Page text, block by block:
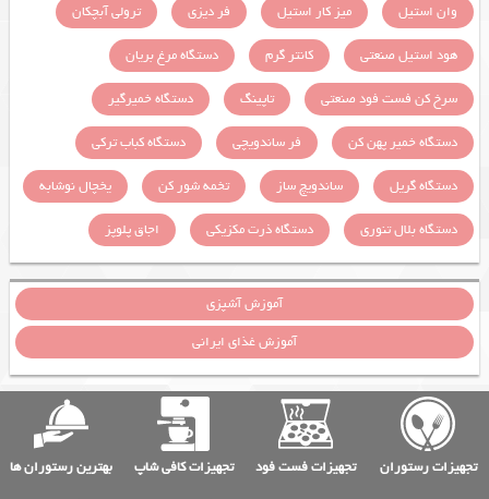
وان استیل
میز کار استیل فر دیزی
ترولی آبچکان
هود استیل صنعتی
کانتر گرم
دستگاه مرغ بریان
سرخ کن فست فود صنعتی
تاپینگ
دستگاه خمیرگیر
دستگاه خمیر پهن کن
فر ساندویچی
دستگاه کباب ترکی
دستگاه گریل
ساندویچ ساز تخمه شور کن
یخچال نوشابه
دستگاه بلال تنوری
دستگاه ذرت مکزیکی اجاق پلوپز
آموزش آشپزی
آموزش غذای ایرانی
تجهیزات رستوران تجهیزات فست فود تجهیزات کافی شاپ بهترین رستوران ها